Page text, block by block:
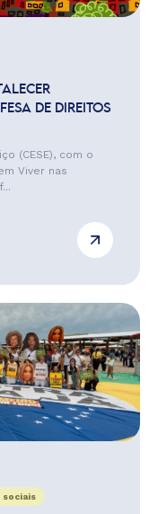
DE DIREITOS
(CESE), com o
Viver nas
sociais